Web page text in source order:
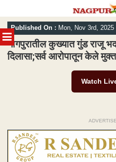
MENU
Skip
to
content
Published On : Mon, Nov 3rd, 2025
नागपुरातील कुख्यात गुंड राजू
दिलासा;सर्व आरोपातून केले
Watch